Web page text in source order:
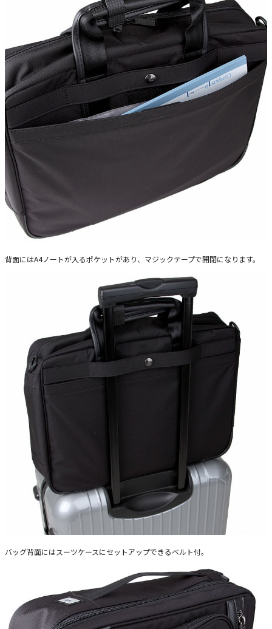
背面にはA4ノートが入るポケットがあり、マジックテープで開閉になります。
バッグ背面にはスーツケースにセットアップできるベルト付。